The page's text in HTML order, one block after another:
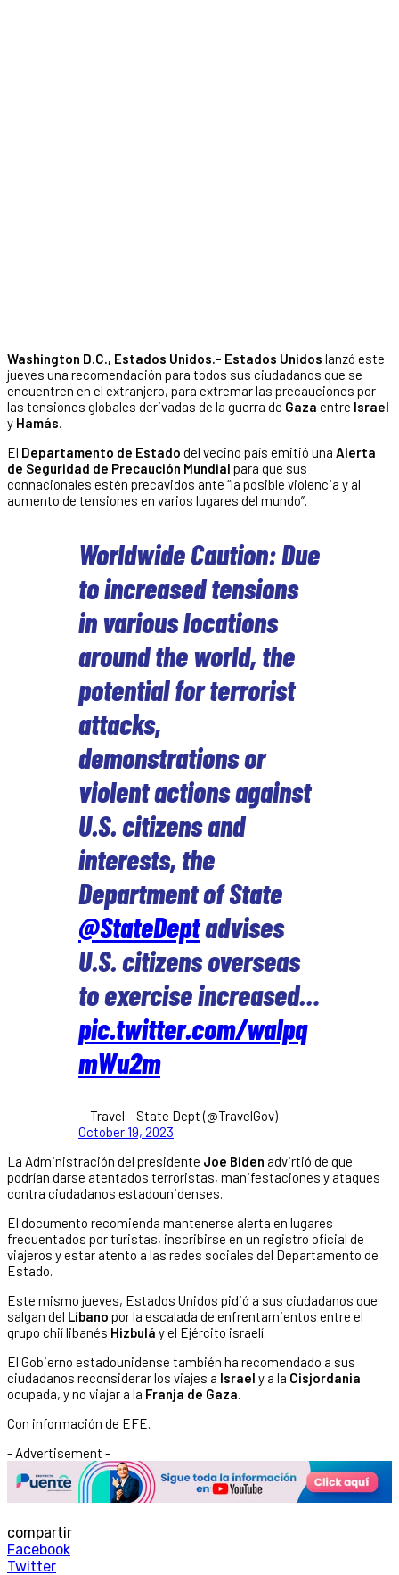
Washington D.C., Estados Unidos.- Estados Unidos lanzó este
jueves una recomendación para todos sus ciudadanos que se
encuentren en el extranjero, para extremar las precauciones por
las tensiones globales derivadas de la guerra de Gaza entre Israel
y Hamás.
El Departamento de Estado del vecino país emitió una Alerta
de Seguridad de Precaución Mundial para que sus
connacionales estén precavidos ante “la posible violencia y al
aumento de tensiones en varios lugares del mundo”.
Worldwide Caution: Due
to increased tensions
in various locations
around the world, the
potential for terrorist
attacks,
demonstrations or
violent actions against
U.S. citizens and
interests, the
Department of State
@StateDeptadvises
U.S. citizens overseas
to exercise increased…
pic.twitter.com/waIpq
mWu2m
— Travel – State Dept (@TravelGov)
October 19, 2023
La Administración del presidente Joe Biden advirtió de que
podrían darse atentados terroristas, manifestaciones y ataques
contra ciudadanos estadounidenses.
El documento recomienda mantenerse alerta en lugares
frecuentados por turistas, inscribirse en un registro oficial de
viajeros y estar atento a las redes sociales del Departamento de
Estado.
Este mismo jueves, Estados Unidos pidió a sus ciudadanos que
salgan del Líbano por la escalada de enfrentamientos entre el
grupo chií libanés Hizbulá y el Ejército israelí.
El Gobierno estadounidense también ha recomendado a sus
ciudadanos reconsiderar los viajes a Israel y a la Cisjordania
ocupada, y no viajar a la Franja de Gaza.
Con información de EFE.
- Advertisement -
compartir
Facebook
Twitter